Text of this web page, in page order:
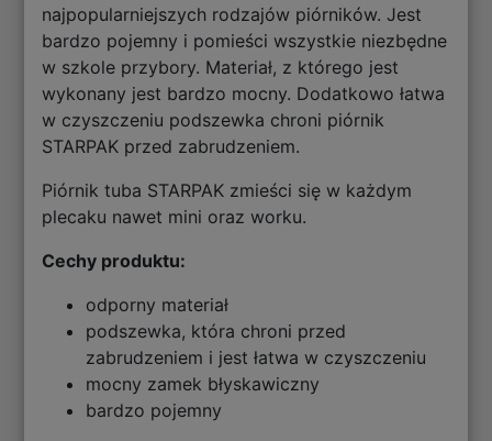
najpopularniejszych rodzajów piórników. Jest
bardzo pojemny i pomieści wszystkie niezbędne
w szkole przybory. Materiał, z którego jest
wykonany jest bardzo mocny. Dodatkowo łatwa
w czyszczeniu podszewka chroni piórnik
STARPAK przed zabrudzeniem.
Piórnik tuba STARPAK zmieści się w każdym
plecaku nawet mini oraz worku.
Cechy produktu:
odporny materiał
podszewka, która chroni przed
zabrudzeniem i jest łatwa w czyszczeniu
mocny zamek błyskawiczny
bardzo pojemny